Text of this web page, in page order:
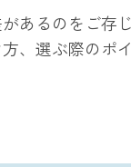
があるのをご存
、選ぶ際のポ